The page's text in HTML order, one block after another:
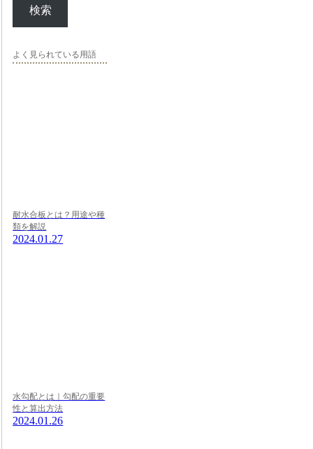
検索
よく見られている用語
耐水合板とは？用途や種
類を解説
2024.01.27
水勾配とは｜勾配の重要
性と算出方法
2024.01.26